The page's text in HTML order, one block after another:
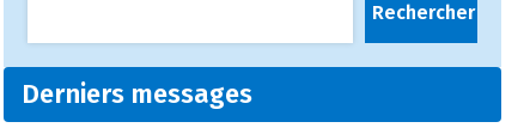
Rechercher
Derniers messages